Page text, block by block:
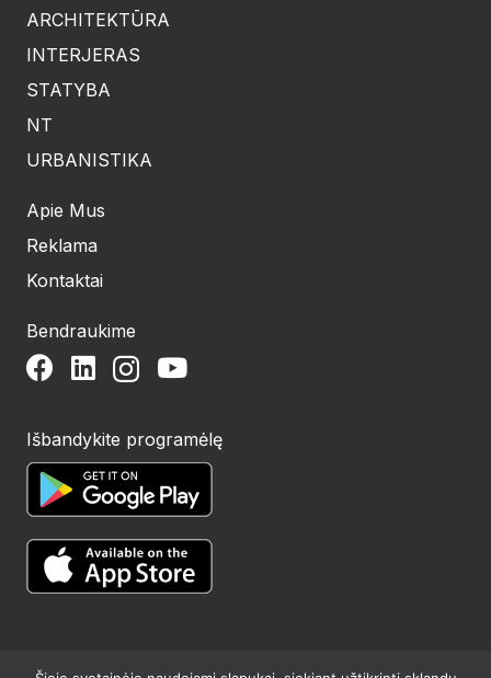
ARCHITEKTŪRA
INTERJERAS
STATYBA
NT
URBANISTIKA
Apie Mus
Reklama
Kontaktai
Bendraukime
Išbandykite programėlę